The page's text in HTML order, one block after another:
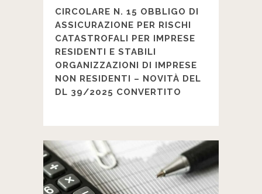
CIRCOLARE N. 15 OBBLIGO DI
ASSICURAZIONE PER RISCHI
CATASTROFALI PER IMPRESE
RESIDENTI E STABILI
ORGANIZZAZIONI DI IMPRESE
NON RESIDENTI – NOVITÀ DEL
DL 39/2025 CONVERTITO